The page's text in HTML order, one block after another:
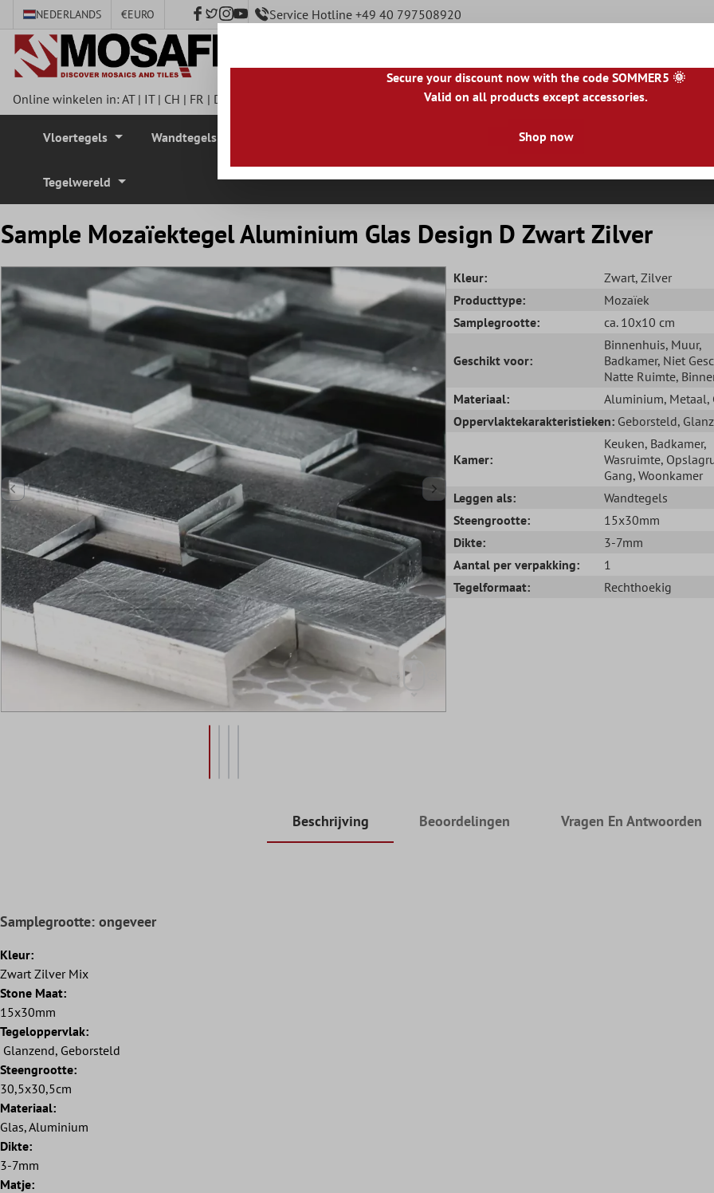
hoofdinhoud
NEDERLANDS €EURO Service Hotline +49 40 797508920
Online winkelen in:AT| IT| CH | FR | DE |PL| PT|FI|GR|RO|NO|HU|BG|HR|
Vloertegels Wandtegels Terrastegels
Tegelwereld
Sample Mozaïektegel Aluminium Glas Design D Zwart Zilver
Kleur: Zwart, Zilver
Producttype:
Mozaïek
Samplegrootte:
ca. 10x10 cm
Geschikt voor:
Binnenhuis, Muur,
Badkamer, Niet
Natte Ruimte,
Materiaal:
Aluminium, Metaal,
Oppervlaktekarakteristieken: Geborsteld,
Kamer:
Keuken, Badkamer,
Wasruimte,
Gang, Woonkamer
Leggen als:
Wandtegels
Steengrootte:
15x30mm
Dikte:
3-7mm
Aantal per verpakking:
1
Tegelformaat:
Rechthoekig
Beschrijving Beoordelingen Vragen En Antwoorden
Samplegrootte: ongeveer
Kleur:
Zwart Zilver Mix
Stone Maat:
15x30mm
Tegeloppervlak:
Glanzend, Geborsteld
Steengrootte:
30,5x30,5cm
Materiaal:
Glas, Aluminium
Dikte:
3-7mm
Matje:
Secure your discount now with the code SOMMER5 🌞
Valid on all products except accessories.
Shop now